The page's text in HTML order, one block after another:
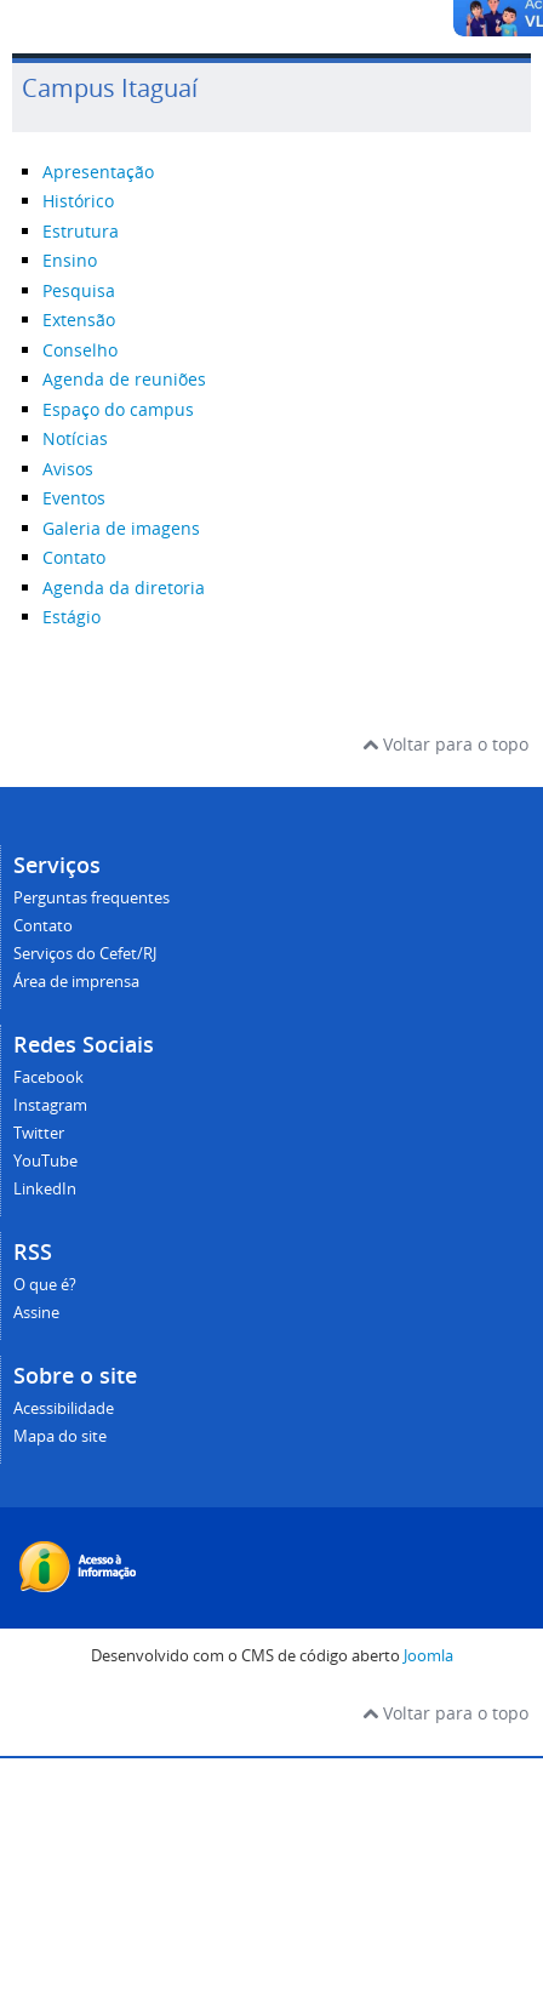
Campus Itaguaí
Apresentação
Histórico
Estrutura
Ensino
Pesquisa
Extensão
Conselho
Agenda de reuniões
Espaço do campus
Notícias
Avisos
Eventos
Galeria de imagens
Contato
Agenda da diretoria
Estágio
Voltar para o topo
Serviços
Perguntas frequentes
Contato
Serviços do Cefet/RJ
Área de imprensa
Redes Sociais
Facebook
Instagram
Twitter
YouTube
LinkedIn
RSS
O que é?
Assine
Sobre o site
Acessibilidade
Mapa do site
Desenvolvido com o CMS de código aberto Joomla
Voltar para o topo